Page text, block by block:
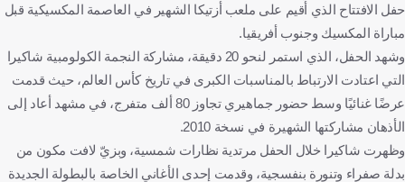
حفل الافتتاح الذي أُقيم على ملعب أزتيكا الشهير في العاصمة المكسيكية قبل
مباراة المكسيك وجنوب أفريقيا.
وشهد الحفل، الذي استمر لنحو 20 دقيقة، مشاركة النجمة الكولومبية شاكيرا
التي اعتادت الارتباط بالمناسبات الكبرى في تاريخ كأس العالم، حيث قدمت
عرضًا غنائيًا وسط حضور جماهيري تجاوز 80 ألف متفرج، في مشهد أعاد إلى
الأذهان مشاركتها الشهيرة في نسخة 2010.
وظهرت شاكيرا خلال الحفل مرتدية نظارات شمسية، وبزيّ لافت مكون من
بدلة صفراء وتنورة بنفسجية، وقدمت إحدى الأغاني الخاصة بالبطولة الجديدة